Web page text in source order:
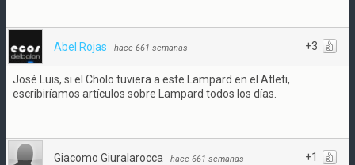
+3
Abel Rojas · hace 661 semanas
José Luis, si el Cholo tuviera a este Lampard en el Atleti,
escribiríamos artículos sobre Lampard todos los días.
+1
Giacomo Giuralarocca · hace 661 semanas